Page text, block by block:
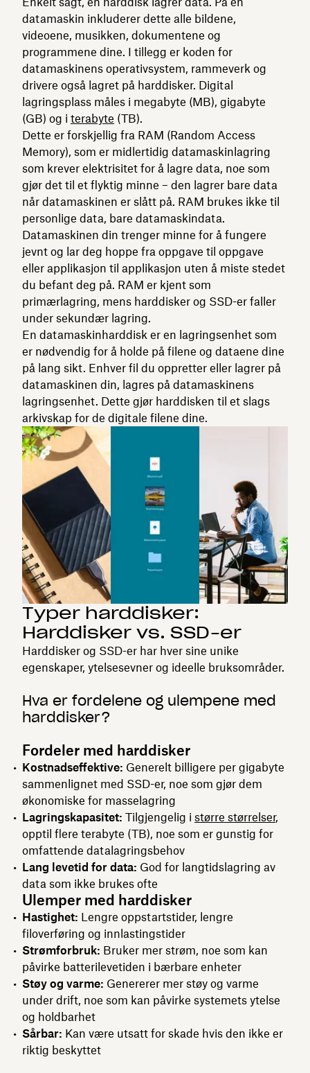
datamaskin inkluderer dette alle bildene,
videoene, musikken, dokumentene og
programmene dine. I tillegg er koden for
datamaskinens operativsystem, rammeverk og
drivere også lagret på harddisker. Digital
lagringsplass måles i megabyte (MB), gigabyte
(GB) og i terabyte (TB).
Dette er forskjellig fra RAM (Random Access
Memory), som er midlertidig datamaskinlagring
som krever elektrisitet for å lagre data, noe som
gjør det til et flyktig minne – den lagrer bare data
når datamaskinen er slått på. RAM brukes ikke til
personlige data, bare datamaskindata.
Datamaskinen din trenger minne for å fungere
jevnt og lar deg hoppe fra oppgave til oppgave
eller applikasjon til applikasjon uten å miste stedet
du befant deg på. RAM er kjent som
primærlagring, mens harddisker og SSD-er faller
under sekundær lagring.
En datamaskinharddisk er en lagringsenhet som
er nødvendig for å holde på filene og dataene dine
på lang sikt. Enhver fil du oppretter eller lagrer på
datamaskinen din, lagres på datamaskinens
lagringsenhet. Dette gjør harddisken til et slags
arkivskap for de digitale filene dine.
Typer harddisker:
Harddisker vs. SSD-er
Harddisker og SSD-er har hver sine unike
egenskaper, ytelsesevner og ideelle bruksområder.
Hva er fordelene og ulempene med
harddisker?
Fordeler med harddisker
Kostnadseffektive: Generelt billigere per gigabyte
sammenlignet med SSD-er, noe som gjør dem
økonomiske for masselagring
Lagringskapasitet: Tilgjengelig i større størrelser,
opptil flere terabyte (TB), noe som er gunstig for
omfattende datalagringsbehov
Lang levetid for data: God for langtidslagring av
data som ikke brukes ofte
Ulemper med harddisker
Hastighet: Lengre oppstartstider, lengre
filoverføring og innlastingstider
Strømforbruk: Bruker mer strøm, noe som kan
påvirke batterilevetiden i bærbare enheter
Støy og varme: Genererer mer støy og varme
under drift, noe som kan påvirke systemets ytelse
og holdbarhet
Sårbar: Kan være utsatt for skade hvis den ikke er
riktig beskyttet